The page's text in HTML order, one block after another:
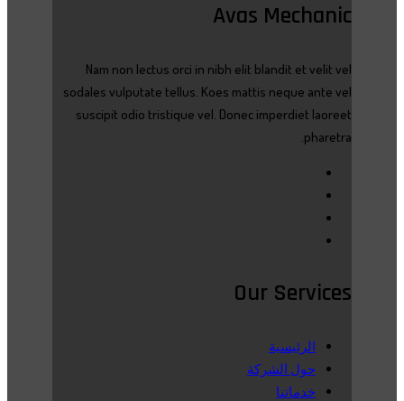
Avas Mechanic
Nam non lectus orci in nibh elit blandit et velit vel
sodales vulputate tellus. Koes mattis neque ante vel
suscipit odio tristique vel. Donec imperdiet laoreet
pharetra.
Our Services
الرئيسية
حول الشركة
خدماتنا